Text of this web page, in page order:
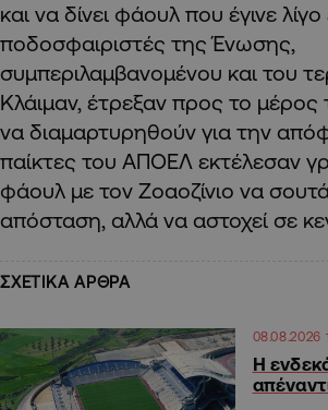
και να δίνει φάουλ που έγινε
ποδοσφαιριστές της Ένωσης,
συμπεριλαμβανομένου και του
Κλάιμαν, έτρεξαν προς το μέρος
να διαμαρτυρηθούν για την
παίκτες του ΑΠΟΕΛ εκτέλεσαν
φάουλ με τον Ζοαοζίνιο να
απόσταση, αλλά να αστοχεί σε
ΣΧΕΤΙΚΑ ΑΡΘΡΑ
08.08.2026
Η